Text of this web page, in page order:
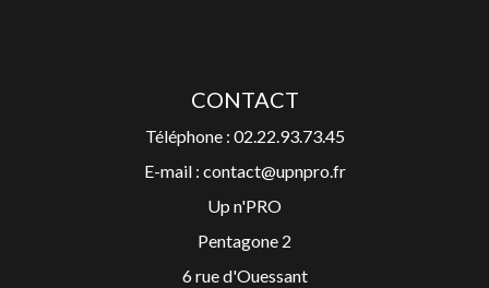
CONTACT
Téléphone : 02.22.93.73.45
E-mail : contact@upnpro.fr
Up n'PRO
Pentagone 2
6 rue d'Ouessant